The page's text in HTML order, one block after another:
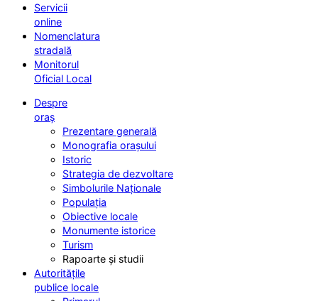
Servicii
online
Nomenclatura
stradală
Monitorul
Oficial Local
Despre
oraș
Prezentare generală
Monografia orașului
Istoric
Strategia de dezvoltare
Simbolurile Naționale
Populația
Obiective locale
Monumente istorice
Turism
Rapoarte și studii
Autoritățile
publice locale